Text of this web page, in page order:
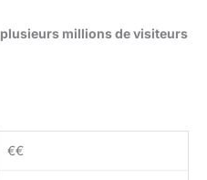
plusieurs millions de visiteurs
€€